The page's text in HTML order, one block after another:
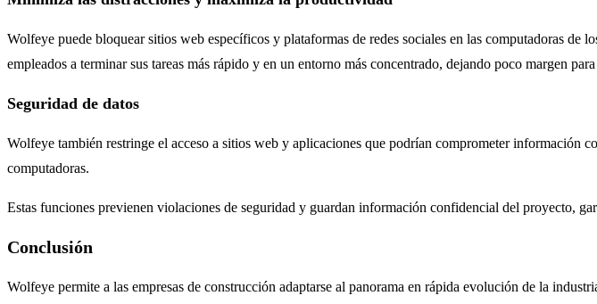
Wolfeye puede bloquear sitios web específicos y plataformas de redes sociales en las computadoras
empleados a terminar sus tareas más rápido y en un entorno más concentrado, dejando poco margen
Seguridad de datos
Wolfeye también restringe el acceso a sitios web y aplicaciones que podrían comprometer información
computadoras.
Estas funciones previenen violaciones de seguridad y guardan información confidencial del proyecto,
Conclusión
Wolfeye permite a las empresas de construcción adaptarse al panorama en rápida evolución de la